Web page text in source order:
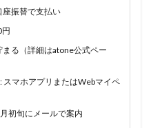
振替で支払い
円
まる（詳細はatone公式ペー
スマホアプリまたはWebマイペ
初旬にメールで案内